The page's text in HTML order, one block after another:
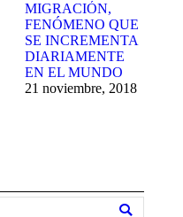
MIGRACIÓN,
FENÓMENO QUE
SE INCREMENTA
DIARIAMENTE
EN EL MUNDO
21 noviembre, 2018